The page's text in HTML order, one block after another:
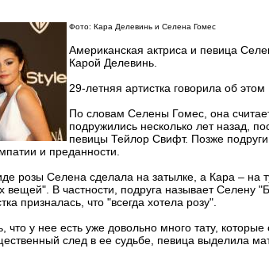
Фото: Кара Делевинь и Селена Гомес
Американская актриса и певица
Карой Делевинь.
29-летняя артистка говорила об
По словам Селены Гомес, она
подружились несколько лет назад,
певицы Тейлор Свифт. Позже
и преданности.
розы Селена сделала на затылке, а Кара –
вещей". В частности, подруга называет Селену
призналась, что "всегда хотела розу".
что у нее есть уже довольно много тату,
след в ее судьбе, певица выделила